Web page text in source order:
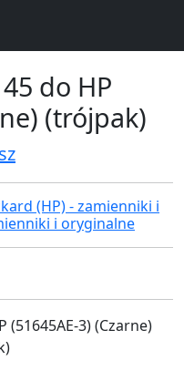
do HP
(trójpak)
(HP) - zamienniki i
i oryginalne